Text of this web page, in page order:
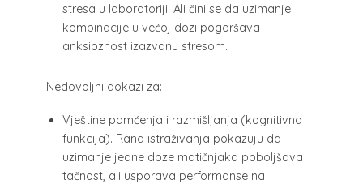
stresa u laboratoriji. Ali čini se da uzimanje
kombinacije u većoj dozi pogoršava
anksioznost izazvanu stresom.
Nedovoljni dokazi za:
Vještine pamćenja i razmišljanja (kognitivna
funkcija). Rana istraživanja pokazuju da
uzimanje jedne doze matičnjaka poboljšava
tačnost, ali usporava performanse na